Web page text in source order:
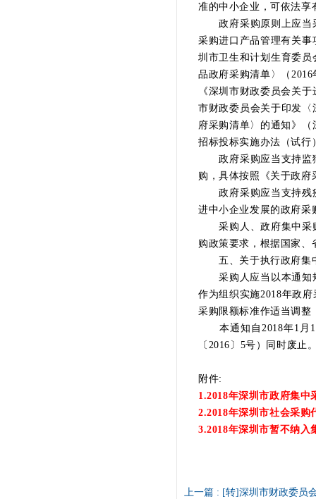
准的中小企业，可依法享
政府采购原则上应当采
采购进口产品管理有关事
圳市卫生和计划生育委
品政府采购清单〉（
《深圳市财政委员会关
市财政委员会关于印发
府采购清单〉的通知》
招标投标实施办法（试行
政府采购应当支持监狱
购，具体按照《关于政府
政府采购应当支持残疾
进中小企业发展的政府采
采购人、政府集中采购
购政策要求，根据国家
五、关于执行政府集
采购人应当以本通知规
作为组织实施2018年政
采购限额标准作适当调整
本通知自2018年1月1
〔2016〕5号）同时废止
附件:
1.2018年深圳市政府集
2.2018年深圳市社会采购
3.2018年深圳市暂不纳入
上一篇 : [转]深圳市财政委员